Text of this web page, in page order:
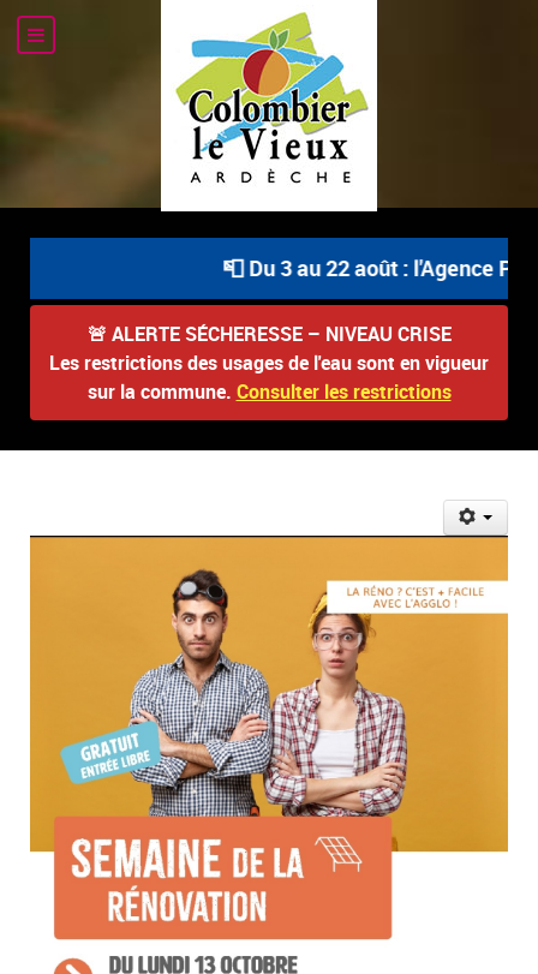
📮 Du 3 au 22 août : l'Agence
🚨 ALERTE SÉCHERESSE – NIVEAU CRISE
Les restrictions des usages de l'eau sont en vigueur
sur la commune. Consulter les restrictions